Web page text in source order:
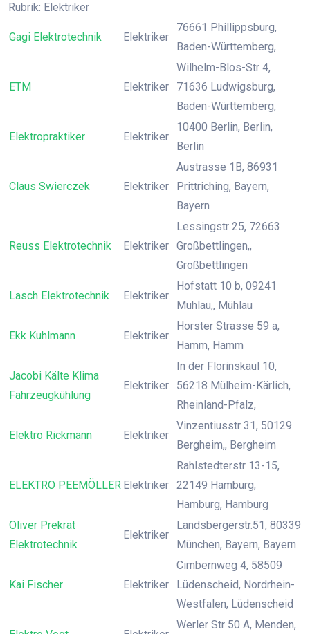
Rubrik: Elektriker
Gagi Elektrotechnik Elektriker
76661 Phillippsburg,
Baden-Württemberg,
ETM Elektriker
Wilhelm-Blos-Str 4,
71636 Ludwigsburg,
Baden-Württemberg,
Elektropraktiker Elektriker
10400 Berlin, Berlin,
Berlin
Claus Swierczek Elektriker
Austrasse 1B, 86931
Prittriching, Bayern,
Bayern
Reuss Elektrotechnik Elektriker
Lessingstr 25, 72663
Großbettlingen,,
Großbettlingen
Lasch Elektrotechnik Elektriker
Hofstatt 10 b, 09241
Mühlau,, Mühlau
Ekk Kuhlmann Elektriker
Horster Strasse 59 a,
Hamm, Hamm
Jacobi Kälte Klima
Fahrzeugkühlung
Elektriker
In der Florinskaul 10,
56218 Mülheim-Kärlich,
Rheinland-Pfalz,
Elektro Rickmann Elektriker
Vinzentiusstr 31, 50129
Bergheim,, Bergheim
ELEKTRO PEEMÖLLER Elektriker
Rahlstedterstr 13-15,
22149 Hamburg,
Hamburg, Hamburg
Oliver Prekrat
Elektrotechnik
Elektriker
Landsbergerstr.51, 80339
München, Bayern, Bayern
Kai Fischer Elektriker
Cimbernweg 4, 58509
Lüdenscheid, Nordrhein-
Westfalen, Lüdenscheid
Werler Str 50 A, Menden,